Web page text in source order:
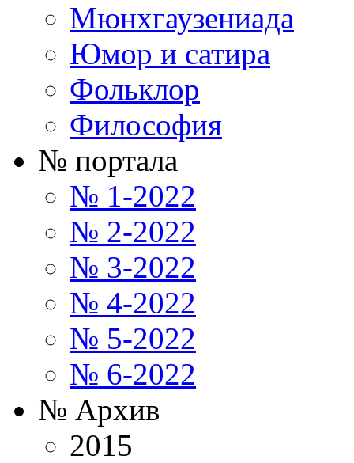
Мюнхгаузениада
Юмор и сатира
Фольклор
Философия
№ портала
№ 1-2022
№ 2-2022
№ 3-2022
№ 4-2022
№ 5-2022
№ 6-2022
№ Архив
2015